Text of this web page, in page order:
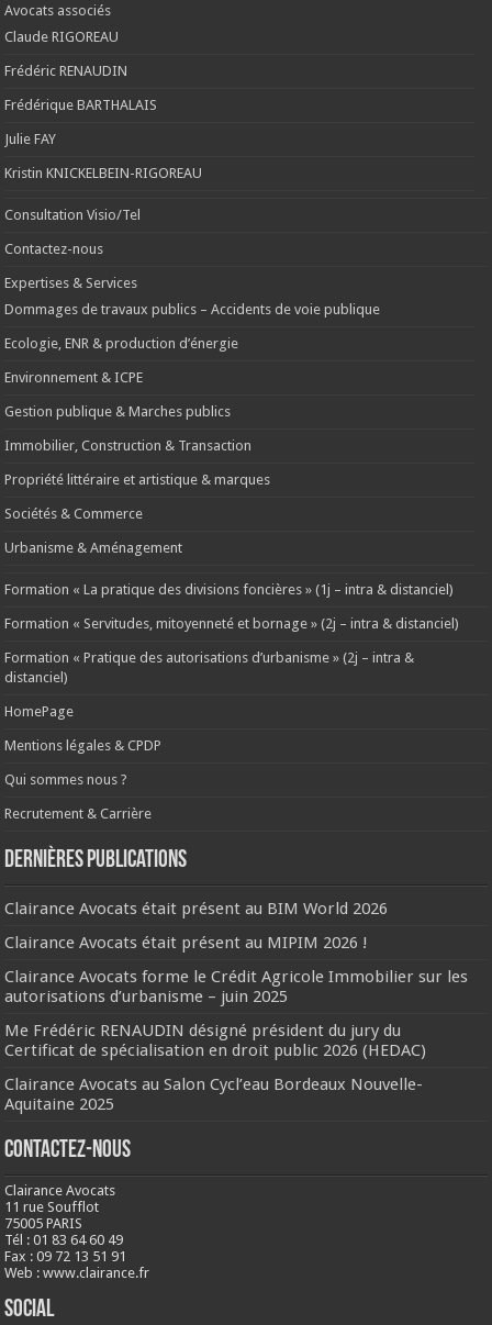
Avocats associés
Claude RIGOREAU
Frédéric RENAUDIN
Frédérique BARTHALAIS
Julie FAY
Kristin KNICKELBEIN-RIGOREAU
Consultation Visio/Tel
Contactez-nous
Expertises & Services
Dommages de travaux publics – Accidents de voie publique
Ecologie, ENR & production d’énergie
Environnement & ICPE
Gestion publique & Marches publics
Immobilier, Construction & Transaction
Propriété littéraire et artistique & marques
Sociétés & Commerce
Urbanisme & Aménagement
Formation « La pratique des divisions foncières » (1j – intra & distanciel)
Formation « Servitudes, mitoyenneté et bornage » (2j – intra & distanciel)
Formation « Pratique des autorisations d’urbanisme » (2j – intra &
distanciel)
HomePage
Mentions légales & CPDP
Qui sommes nous ?
Recrutement & Carrière
Dernières publications
Clairance Avocats était présent au BIM World 2026
Clairance Avocats était présent au MIPIM 2026 !
Clairance Avocats forme le Crédit Agricole Immobilier sur les
autorisations d’urbanisme – juin 2025
Me Frédéric RENAUDIN désigné président du jury du
Certificat de spécialisation en droit public 2026 (HEDAC)
Clairance Avocats au Salon Cycl’eau Bordeaux Nouvelle-
Aquitaine 2025
Contactez-nous
Clairance Avocats
11 rue Soufflot
75005 PARIS
Tél : 01 83 64 60 49
Fax : 09 72 13 51 91
Web : www.clairance.fr
Social